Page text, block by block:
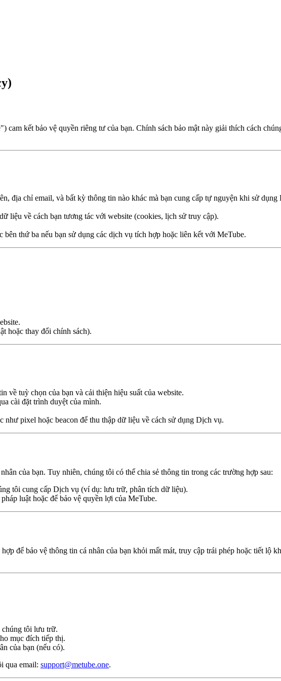
kết bảo vệ quyền riêng tư của bạn. Chính sách bảo mật này giải thích cách
địa chỉ email, và bất kỳ thông tin nào khác mà bạn cung cấp tự nguyện khi sử dụng
liệu về cách bạn tương tác với website (cookies, lịch sử truy cập).
bên thứ ba nếu bạn sử dụng các dịch vụ tích hợp hoặc liên kết với MeTube.
hoặc thay đổi chính sách).
về tuỳ chọn của bạn và cải thiện hiệu suất của website.
cài đặt trình duyệt của mình.
như pixel hoặc beacon để thu thập dữ liệu về cách sử dụng Dịch vụ.
của bạn. Tuy nhiên, chúng tôi có thể chia sẻ thông tin trong các trường hợp sau:
tôi cung cấp Dịch vụ (ví dụ: lưu trữ, phân tích dữ liệu).
luật hoặc để bảo vệ quyền lợi của MeTube.
để bảo vệ thông tin cá nhân của bạn khỏi mất mát, truy cập trái phép hoặc tiết lộ
chúng tôi lưu trữ.
mục đích tiếp thị.
của bạn (nếu có).
qua email: support@metube.one.